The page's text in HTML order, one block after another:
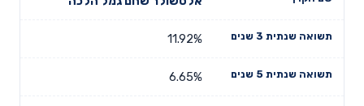
שנים
11.92%
6.65%